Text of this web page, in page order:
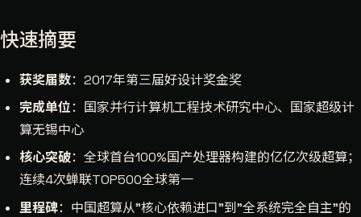
快速摘要
获奖届数：2017年第三届好设计奖金奖
完成单位：国家并行计算机工程技术研究中心、国家超级计
算无锡中心
核心突破：全球首台100%国产处理器构建的亿亿次级超算；
连续4次蝉联TOP500全球第一
里程碑：中国超算从"核心依赖进口"到"全系统完全自主"的